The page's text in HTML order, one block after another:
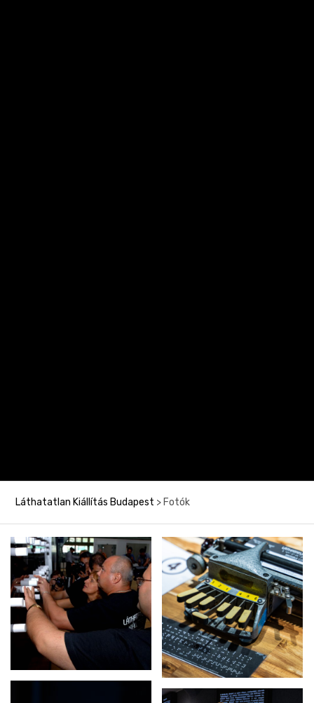
Láthatatlan Kiállítás Budapest > Fotók